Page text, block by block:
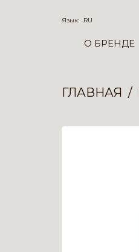
Язык: RU
О БРЕНДЕ
ГЛАВНАЯ